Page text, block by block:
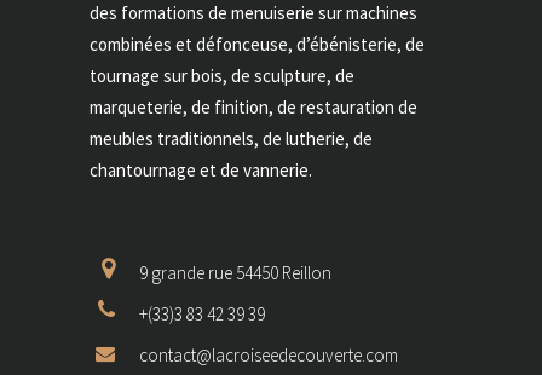
des formations de menuiserie sur machines
combinées et défonceuse, d’ébénisterie, de
tournage sur bois, de sculpture, de
marqueterie, de finition, de restauration de
meubles traditionnels, de lutherie, de
chantournage et de vannerie.
9 grande rue 54450 Reillon
+(33)3 83 42 39 39
contact@lacroiseedecouverte.com